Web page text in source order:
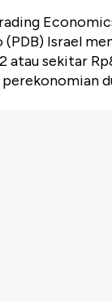
Israel
atau sekitar